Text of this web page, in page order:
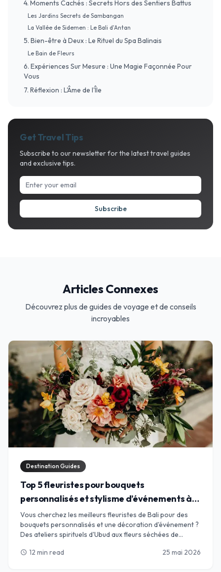
4. Moments Cachés : Secrets Hors des Sentiers Battus
Les Jardins Secrets de Sambangan
La Vallée de Sidemen : Le Bali d'Antan
5. Bien-être à Deux : Le Rituel du Spa Balinais
Le Bain de Fleurs
6. Expériences Sur Mesure : Une Magie Façonnée Pour
Vous
7. Réflexion : L'Âme de l'Île
Get Travel Tips
Subscribe to our newsletter for the latest travel guides
and exclusive tips.
Subscribe
Articles Connexes
Découvrez plus de guides de voyage et de conseils
incroyables
Destination Guides
Top 5 fleuristes pour bouquets
personnalisés et stylisme d’événements à
Bali
Vous cherchez les meilleurs fleuristes de Bali pour des
bouquets personnalisés et une décoration d'événement ?
Des ateliers spirituels d'Ubud aux fleurs séchées de
schedule 12 min read 25 mai 2026